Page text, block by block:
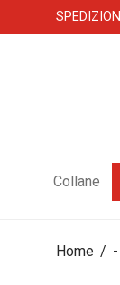
Collane
Home /